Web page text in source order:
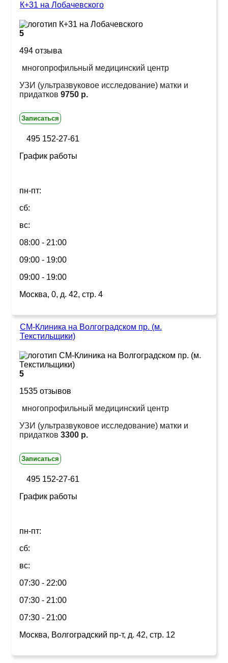
К+31 на Лобачевского
5
494 отзыва
многопрофильный медицинский центр
УЗИ (ультразвуковое исследование) матки и
придатков 9750 р.
Записаться
495 152-27-61
График работы
пн-пт:
сб:
вс:
08:00 - 21:00
09:00 - 19:00
09:00 - 19:00
Москва, 0, д. 42, стр. 4
СМ-Клиника на Волгоградском пр. (м.
Текстильщики)
5
1535 отзывов
многопрофильный медицинский центр
УЗИ (ультразвуковое исследование) матки и
придатков 3300 р.
Записаться
495 152-27-61
График работы
пн-пт:
сб:
вс:
07:30 - 22:00
07:30 - 21:00
07:30 - 21:00
Москва, Волгоградский пр-т, д. 42, стр. 12